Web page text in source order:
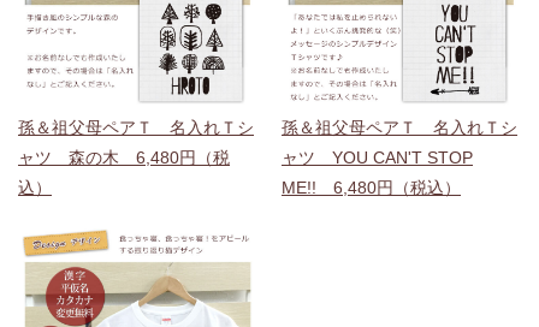
孫＆祖父母ペアＴ 名入れＴシ
ャツ 森の木 6,480円（税
込）
孫＆祖父母ペアＴ 名入れＴシ
ャツ YOU CAN'T STOP
ME!! 6,480円（税込）